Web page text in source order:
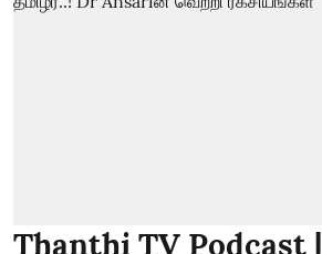
Thanthi TV Podcast |